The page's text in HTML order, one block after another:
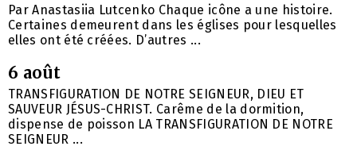
Par Anastasiia Lutcenko Chaque icône a une histoire.
Certaines demeurent dans les églises pour lesquelles
elles ont été créées. D’autres ...
6 août
TRANSFIGURATION DE NOTRE SEIGNEUR, DIEU ET
SAUVEUR JÉSUS-CHRIST. Carême de la dormition,
dispense de poisson LA TRANSFIGURATION DE NOTRE
SEIGNEUR ...